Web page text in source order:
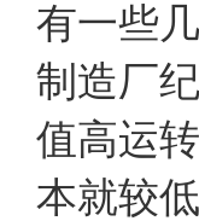
有一些
制造厂
值高运
本就较